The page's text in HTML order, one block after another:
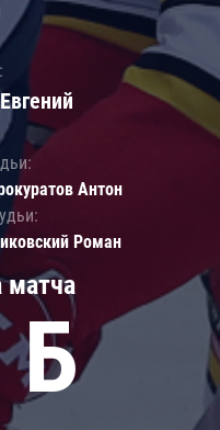
матча
Б
Антон
Роман